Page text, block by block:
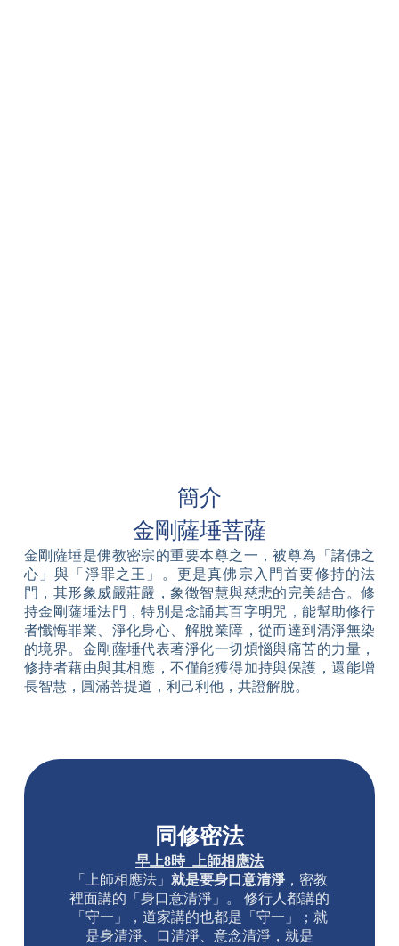
簡介
金剛薩埵菩薩
金剛薩埵是佛教密宗的重要本尊之一，被尊為「諸佛之
心」與「淨罪之王」。更是真佛宗入門首要修持的法
門，其形象威嚴莊嚴，象徵智慧與慈悲的完美結合。修
持金剛薩埵法門，特別是念誦其百字明咒，能幫助修行
者懺悔罪業、淨化身心、解脫業障，從而達到清淨無染
的境界。金剛薩埵代表著淨化一切煩惱與痛苦的力量，
修持者藉由與其相應，不僅能獲得加持與保護，還能增
長智慧，圓滿菩提道，利己利他，共證解脫。
同修密法
早上8時 上師相應法
「上師相應法」 就是要身口意清淨，密教
裡面講的「身口意清淨」。 修行人都講的
「守一」，道家講的也都是「守一」；就
是身清淨、口清淨、意念清淨，就是